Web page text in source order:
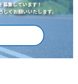
募集しています！
くお願いいたします。